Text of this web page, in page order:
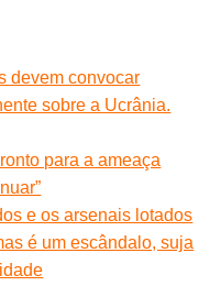
devem convocar
sobre a Ucrânia.
para a ameaça
e os arsenais lotados
é um escândalo, suja